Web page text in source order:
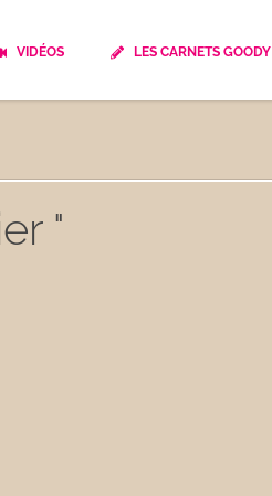
Cuisine française traditionnelle
VIDÉOS LES CARNETS GOODY
Spécialité culinaire
"